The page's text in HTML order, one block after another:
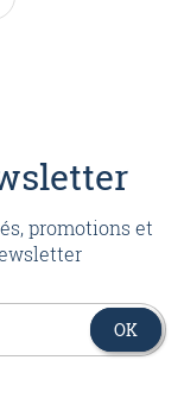
promotions et
OK
OK